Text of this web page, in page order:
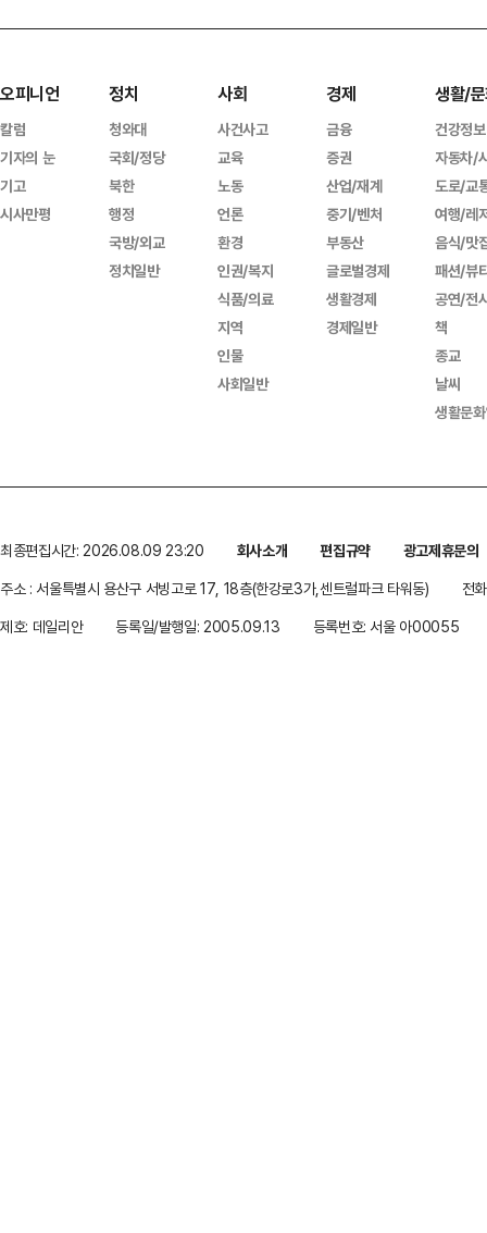
오피니언
칼럼
기자의 눈
기고
시사만평
정치
청와대
국회/정당
북한
행정
국방/외교
정치일반
사회
사건사고
교육
노동
언론
환경
인권/복지
식품/의료
지역
인물
사회일반
경제
금융
증권
산업/재계
중기/벤처
부동산
글로벌경제
생활경제
경제일반
생활/
건강정보
자동차/
도로/교
여행/레
음식/맛
패션/뷰
공연/전
책
종교
날씨
생활문
최종편집시간: 2026.08.09 23:20 회사소개 편집규약
광고제휴문의
주소 : 서울특별시 용산구 서빙고로 17, 18층(한강로3가,센트럴파크 타워동)
전
제호: 데일리안
등록일/발행일: 2005.09.13 등록번호: 서울 아00055